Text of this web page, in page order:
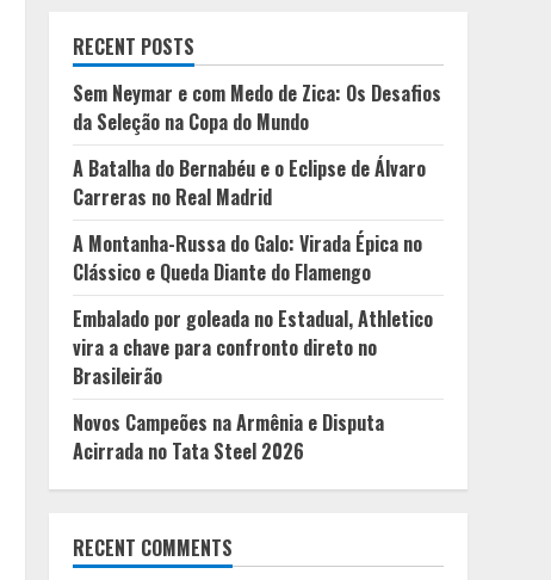
RECENT POSTS
Sem Neymar e com Medo de Zica: Os Desafios
da Seleção na Copa do Mundo
A Batalha do Bernabéu e o Eclipse de Álvaro
Carreras no Real Madrid
A Montanha-Russa do Galo: Virada Épica no
Clássico e Queda Diante do Flamengo
Embalado por goleada no Estadual, Athletico
vira a chave para confronto direto no
Brasileirão
Novos Campeões na Armênia e Disputa
Acirrada no Tata Steel 2026
RECENT COMMENTS